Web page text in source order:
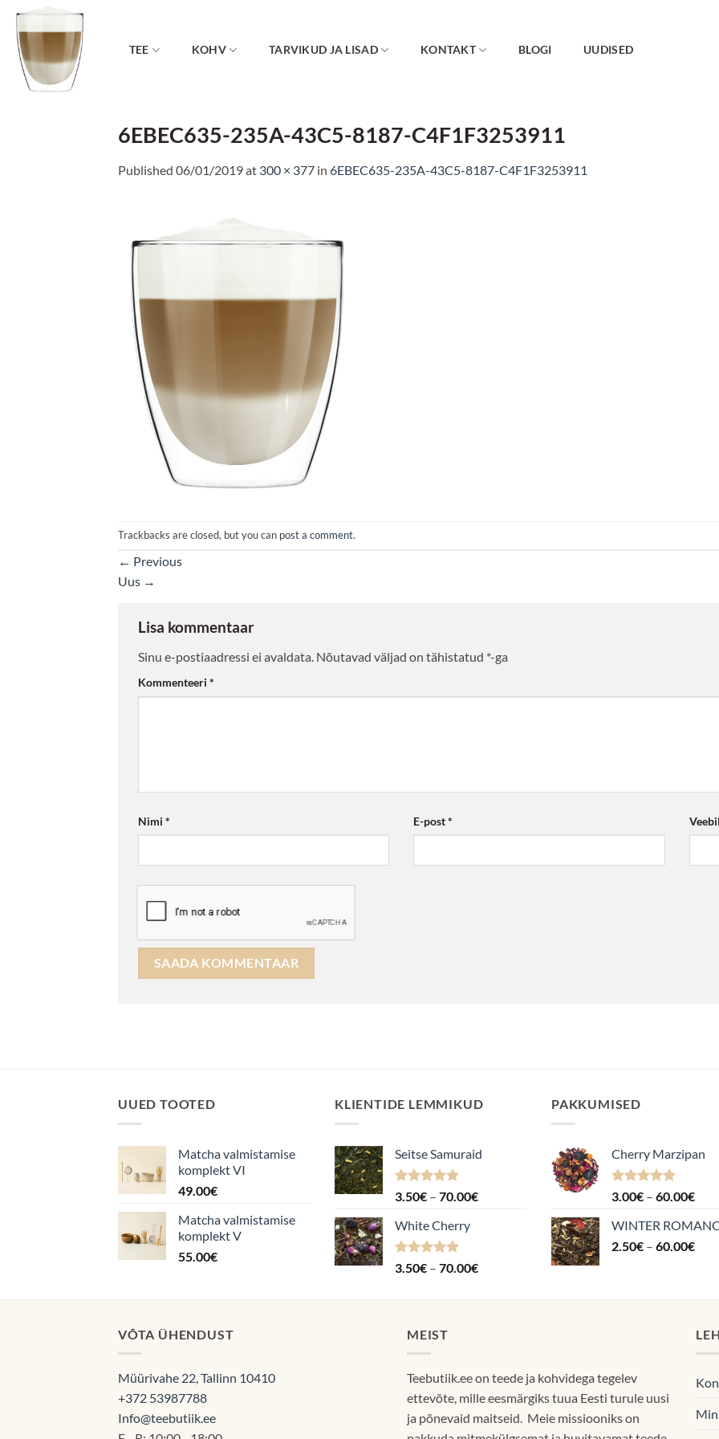
Skip
content
TEE KOHV TARVIKUD JA LISAD KONTAKT BLOGI UUDISED
6EBEC635-235A-43C5-8187-C4F1F3253911
Published 06/01/2019at 300 × 377 in 6EBEC635-235A-43C5-8187-C4F1F3253911
Trackbacks are closed, but you can post a comment.
← Previous
Uus →
Lisa kommentaar
Sinu e-postiaadressi ei avaldata. Nõutavad väljad on tähistatud *-ga
Kommenteeri *
Nimi * E-post*
UUED TOOTED
Matcha valmistamise
komplekt VI
49.00€
Matcha valmistamise
komplekt V
55.00€
KLIENTIDE LEMMIKUD
Seitse Samuraid
Hinnanguga
3.50€ – 70.00€Hinnavahemik:
White Cherry
Hinnanguga
3.50€ – 70.00€Hinnavahemik:
kuni
PAKKUMISED
Cherry Marzipan
Hinnanguga
3.00€ – 60.00€
kuni
WINTER
2.50€ – 60.00€
VÕTA ÜHENDUST
Müürivahe 22, Tallinn 10410
+372 53987788
Info@teebutiik.ee
MEIST
Teebutiik.ee on teede ja kohvidega tegelev
ettevõte, mille eesmärgiks tuua Eesti turule uusi
ja põnevaid maitseid. Meie missiooniks on